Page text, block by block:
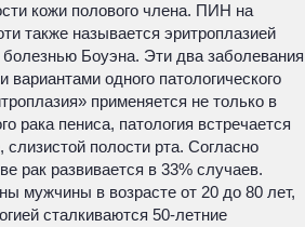
кожи полового члена. ПИН на
также называется эритроплазией
Боуэна. Эти два заболевания
вариантами одного патологического
применяется не только в
рака пениса, патология встречается
слизистой полости рта. Согласно
рак развивается в 33% случаев.
мужчины в возрасте от 20 до 80 лет,
сталкиваются 50-летние